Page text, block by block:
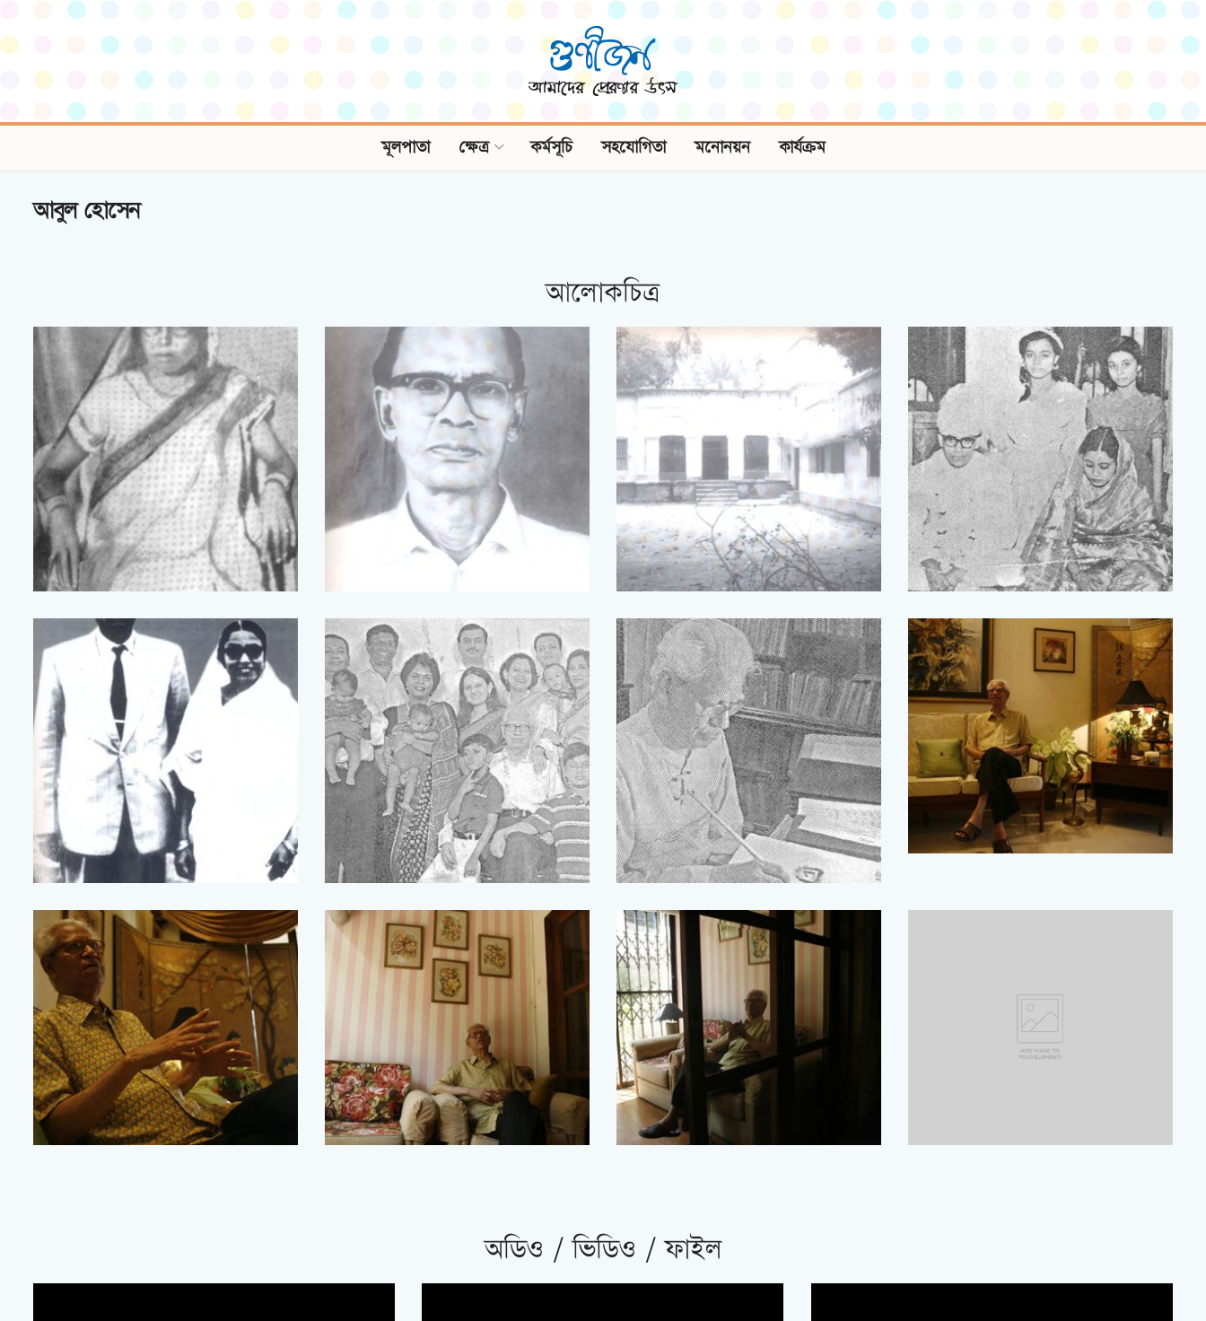
মূলপাতা ক্ষেত্র কর্মসূচি সহযোগিতা মনোনয়ন কার্যক্রম
আবুল হোসেন
আলোকচিত্র
অডিও / ভিডিও / ফাইল